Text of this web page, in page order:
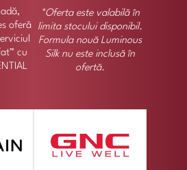
oferă
cu
*Oferta este valabilă în
limita stocului disponibil.
Formula nouă Luminous
Silk nu este inclusă în
ofertă.